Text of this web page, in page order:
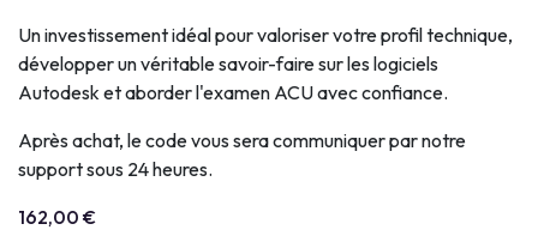
Un investissement idéal pour valoriser votre profil technique,
développer un véritable savoir-faire sur les logiciels
Autodesk et aborder l'examen ACU avec confiance.
Après achat, le code vous sera communiquer par notre
support sous 24 heures.
162,00 €